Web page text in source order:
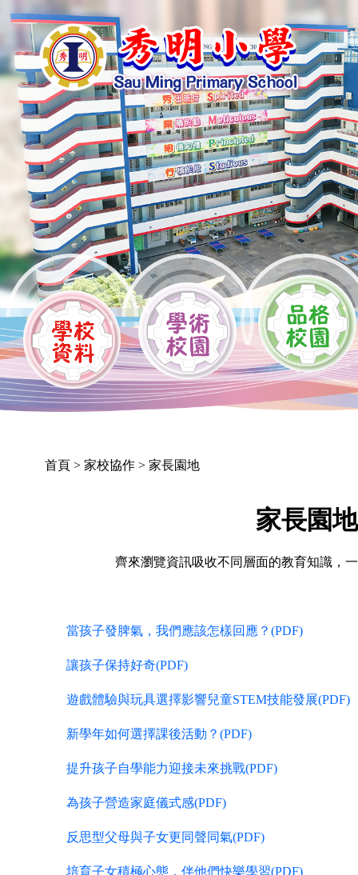
首頁> 家校協作 > 家長園地
家長園地
齊來瀏覽資訊吸收不同層面的教育知識，
當孩子發脾氣，我們應該怎樣回應？(PDF)
讓孩子保持好奇(PDF)
遊戲體驗與玩具選擇影響兒童STEM技能發展(PDF)
新學年如何選擇課後活動？(PDF)
提升孩子自學能力迎接未來挑戰(PDF)
為孩子營造家庭儀式感(PDF)
反思型父母與子女更同聲同氣(PDF)
培育子女積極心態，伴他們快樂學習(PDF)